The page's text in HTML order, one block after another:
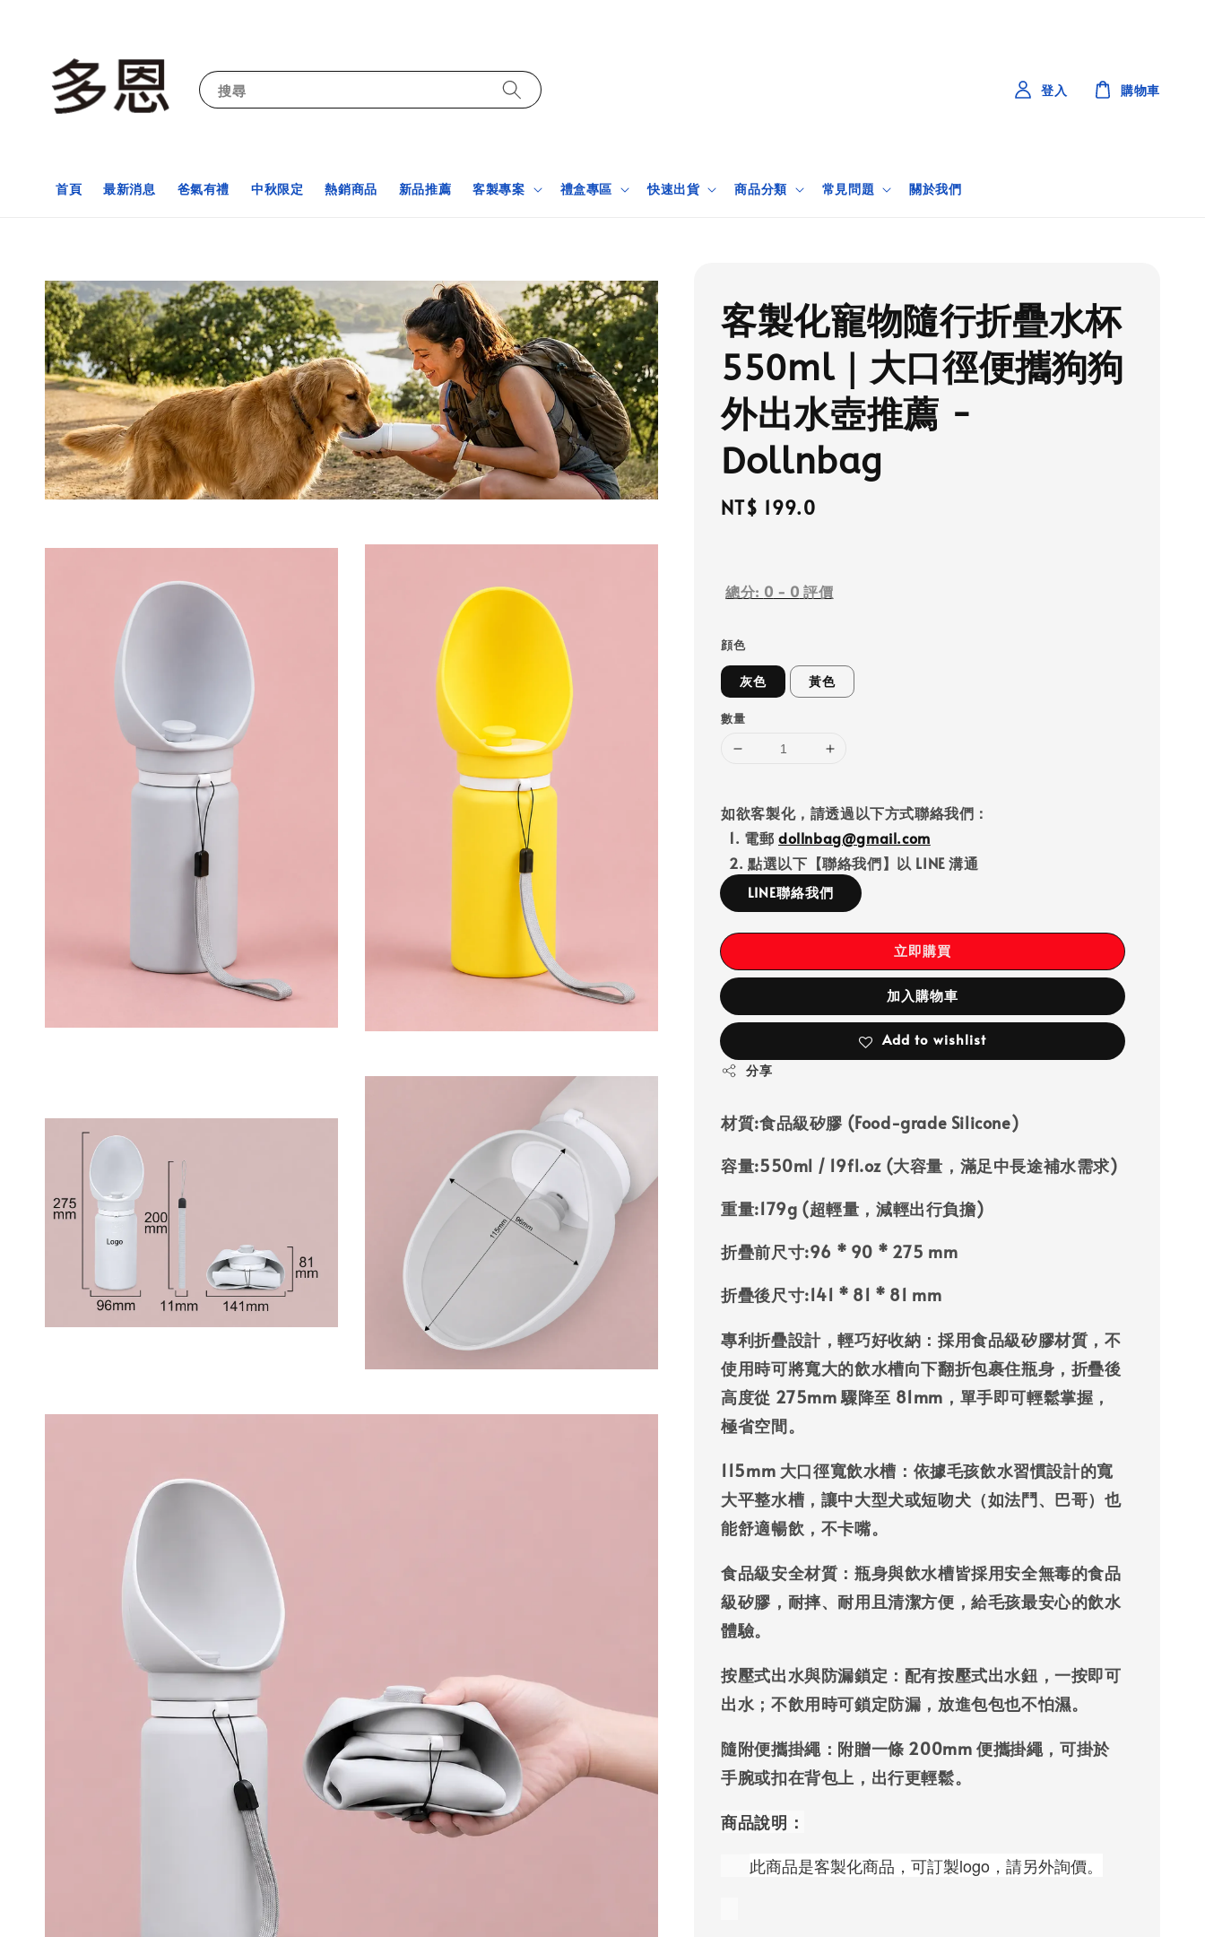
搜尋
首頁 最新消息 爸氣有禮 中秋限定 熱銷商品 新品推薦 客製專案 禮盒專區 快速出貨 商品分類 常見問題 關於我們
登入 購物車
客製化寵物隨行折疊水杯
550ml｜大口徑便攜狗狗
外出水壺推薦 -
Dollnbag
Regular
NT$ 199.0
總分: 0 - 0 評價
顔色
灰色 黃色
數量
如欲客製化，請透過以下方式聯絡我們：
1. 電郵 dollnbag@gmail.com
2. 點選以下【聯絡我們】以 LINE 溝通
LINE聯絡我們
立即購買
加入購物車
Add to wishlist
分享
材質:食品級矽膠 (Food-grade Silicone)
容量:550ml / 19fl.oz (大容量，滿足中長途補水需求)
重量:179g (超輕量，減輕出行負擔)
折疊前尺寸:96 * 90 * 275 mm
折疊後尺寸:141 * 81 * 81 mm
專利折疊設計，輕巧好收納 ：採用食品級矽膠材質，不
使用時可將寬大的飲水槽向下翻折包裹住瓶身，折疊後
高度從 275mm 驟降至 81mm，單手即可輕鬆掌握，
極省空間。
115mm 大口徑寬飲水槽 ：依據毛孩飲水習慣設計的寬
大平整水槽，讓中大型犬或短吻犬（如法鬥、巴哥）也
能舒適暢飲，不卡嘴。
食品級安全材質 ：瓶身與飲水槽皆採用安全無毒的食品
級矽膠 ，耐摔、耐用且清潔方便，給毛孩最安心的飲水
體驗。
按壓式出水與防漏鎖定 ：配有按壓式出水鈕，一按即可
出水；不飲用時可鎖定防漏，放進包包也不怕濕。
隨附便攜掛繩：附贈一條 200mm 便攜掛繩，可掛於
手腕或扣在背包上，出行更輕鬆。
商品說明：
此商品是客製化商品，可訂製logo，請另外詢價。